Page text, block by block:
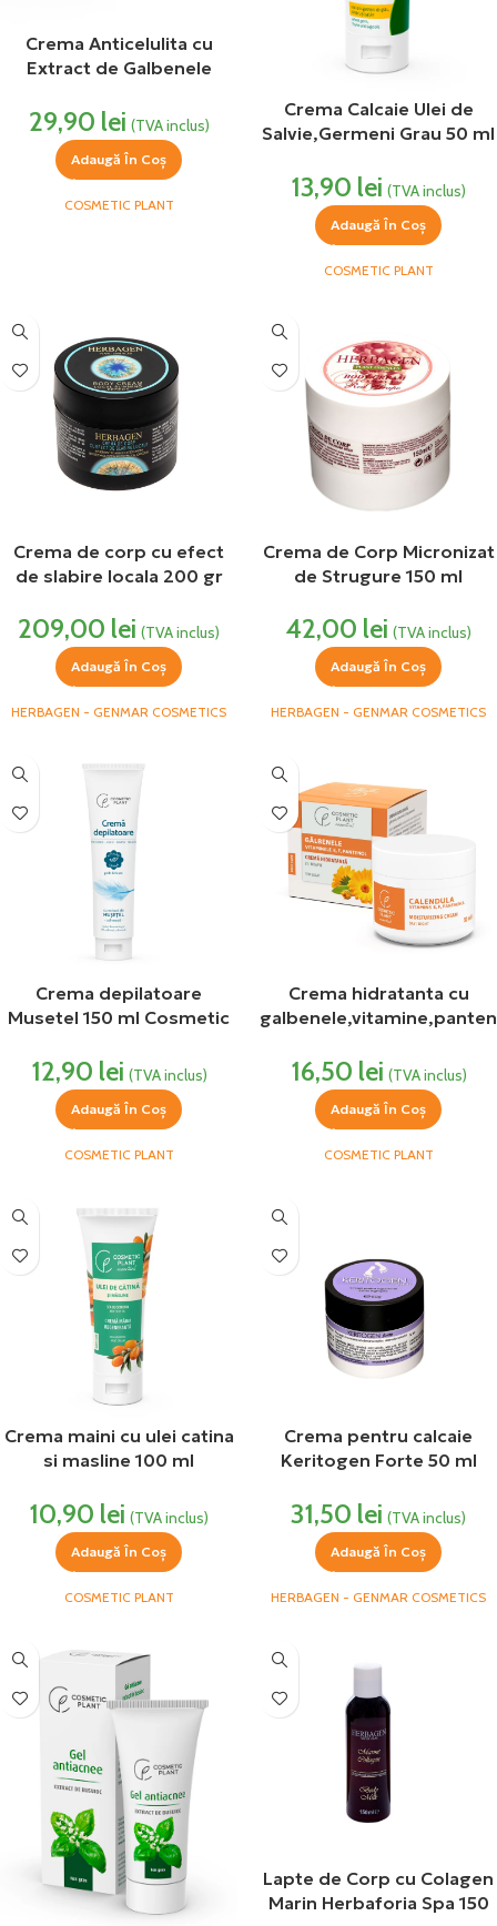
Crema Anticelulita cu
Extract de Galbenele
29,90 lei (TVA inclus)
Adaugă În Coș
COSMETIC PLANT
Crema Calcaie Ulei de
Salvie,Germeni Grau 50 ml
13,90 lei (TVA inclus)
Adaugă În Coș
COSMETIC PLANT
Crema de corp cu efect
de slabire locala 200 gr
209,00 lei (TVA inclus)
Adaugă În Coș
HERBAGEN - GENMAR COSMETICS
Crema de Corp Micronizat
de Strugure 150 ml
42,00 lei (TVA inclus)
Adaugă În Coș
HERBAGEN - GENMAR COSMETICS
Crema depilatoare
Musetel 150 ml Cosmetic
12,90 lei (TVA inclus)
Adaugă În Coș
COSMETIC PLANT
Crema hidratanta cu
galbenele,vitamine,panten
16,50 lei (TVA inclus)
Adaugă În Coș
COSMETIC PLANT
Crema maini cu ulei catina
si masline 100 ml
10,90 lei (TVA inclus)
Adaugă În Coș
COSMETIC PLANT
Crema pentru calcaie
Keritogen Forte 50 ml
31,50 lei (TVA inclus)
Adaugă În Coș
HERBAGEN - GENMAR COSMETICS
Lapte de Corp cu Colagen
Marin Herbaforia Spa 150